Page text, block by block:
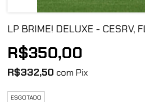
LP BRIME! DELUXE - CESRV,
R$350,00
R$332,50 com Pix
ESGOTADO